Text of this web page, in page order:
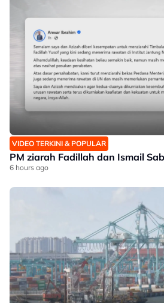
VIDEO TERKINI & POPULAR
PM ziarah Fadillah dan Ismail
6 hours ago